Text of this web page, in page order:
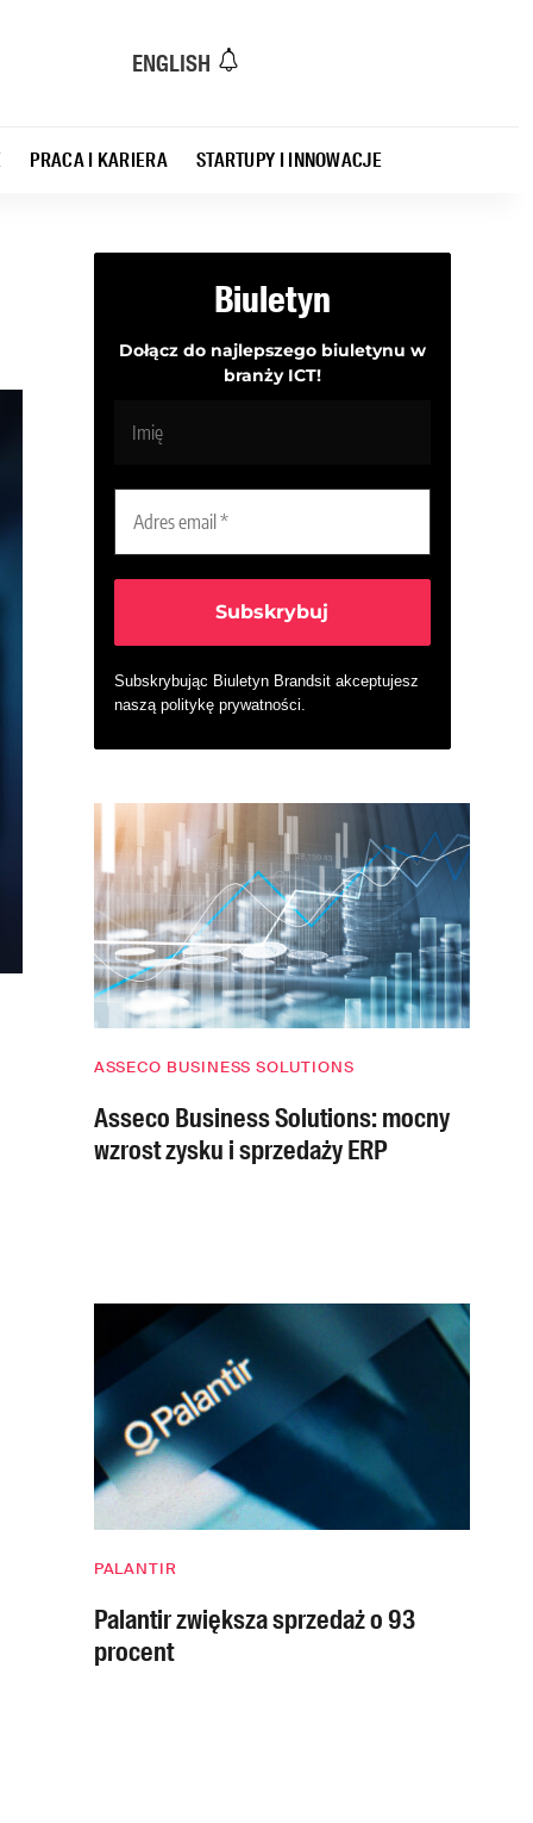
ENGLISH
PRACA I KARIERA STARTUPY I INNOWACJE
Biuletyn
Dołącz do najlepszego biuletynu w
branży ICT!
Subskrybując Biuletyn Brandsit akceptujesz
naszą politykę prywatności
ASSECO BUSINESS SOLUTIONS
Asseco Business Solutions: mocny
wzrost zysku i sprzedaży ERP
PALANTIR
Palantir zwiększa sprzedaż o 93
procent